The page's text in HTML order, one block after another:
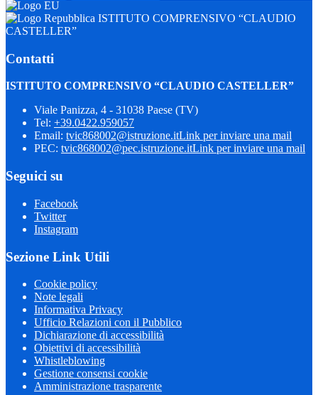
ISTITUTO COMPRENSIVO “CLAUDIO
CASTELLER”
Contatti
ISTITUTO COMPRENSIVO “CLAUDIO CASTELLER”
Viale Panizza, 4 - 31038 Paese (TV)
Tel: +39.0422.959057
Email: tvic868002@istruzione.itLink per inviare una mail
PEC: tvic868002@pec.istruzione.itLink per inviare una mail
Seguici su
Facebook
Twitter
Instagram
Sezione Link Utili
Cookie policy
Note legali
Informativa Privacy
Ufficio Relazioni con il Pubblico
Dichiarazione di accessibilità
Obiettivi di accessibilità
Whistleblowing
Gestione consensi cookie
Amministrazione trasparente